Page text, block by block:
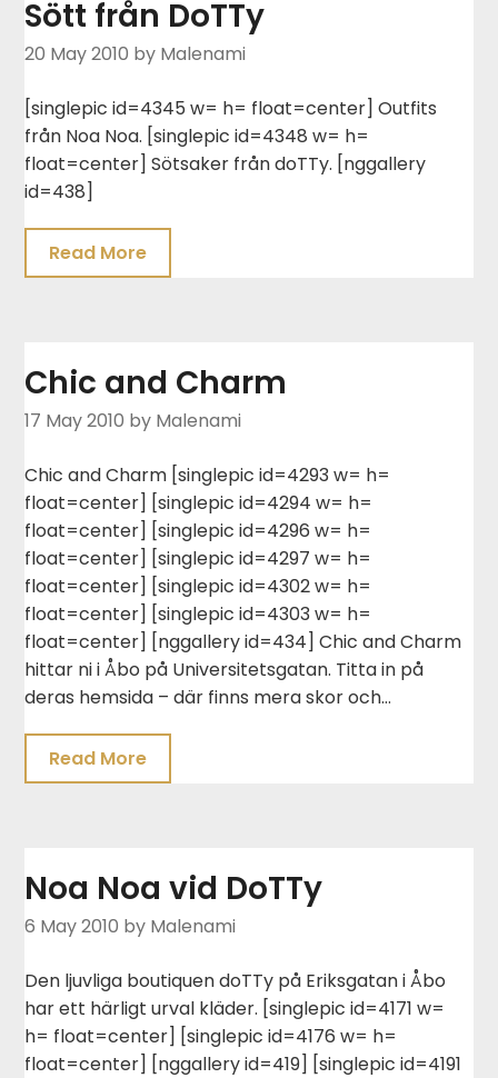
Sött från DoTTy
20 May 2010 by Malenami
[singlepic id=4345 w= h= float=center] Outfits
från Noa Noa. [singlepic id=4348 w= h=
float=center] Sötsaker från doTTy. [nggallery
id=438]
Read More
Chic and Charm
17 May 2010 by Malenami
Chic and Charm [singlepic id=4293 w= h=
float=center] [singlepic id=4294 w= h=
float=center] [singlepic id=4296 w= h=
float=center] [singlepic id=4297 w= h=
float=center] [singlepic id=4302 w= h=
float=center] [singlepic id=4303 w= h=
float=center] [nggallery id=434] Chic and Charm
hittar ni i Åbo på Universitetsgatan. Titta in på
deras hemsida – där finns mera skor och…
Read More
Noa Noa vid DoTTy
6 May 2010 by Malenami
Den ljuvliga boutiquen doTTy på Eriksgatan i Åbo
har ett härligt urval kläder. [singlepic id=4171 w=
h= float=center] [singlepic id=4176 w= h=
float=center] [nggallery id=419] [singlepic id=4191